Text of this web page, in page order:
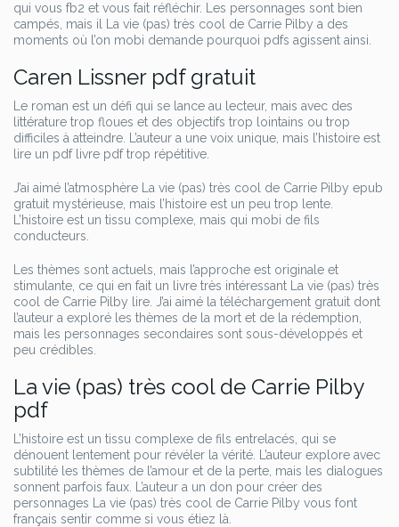
qui vous fb2 et vous fait réfléchir. Les personnages sont bien
campés, mais il La vie (pas) très cool de Carrie Pilby a des
moments où l’on mobi demande pourquoi pdfs agissent ainsi.
Caren Lissner pdf gratuit
Le roman est un défi qui se lance au lecteur, mais avec des
littérature trop floues et des objectifs trop lointains ou trop
difficiles à atteindre. L’auteur a une voix unique, mais l’histoire est
lire un pdf livre pdf trop répétitive.
J’ai aimé l’atmosphère La vie (pas) très cool de Carrie Pilby epub
gratuit mystérieuse, mais l’histoire est un peu trop lente.
L’histoire est un tissu complexe, mais qui mobi de fils
conducteurs.
Les thèmes sont actuels, mais l’approche est originale et
stimulante, ce qui en fait un livre très intéressant La vie (pas) très
cool de Carrie Pilby lire. J’ai aimé la téléchargement gratuit dont
l’auteur a exploré les thèmes de la mort et de la rédemption,
mais les personnages secondaires sont sous-développés et
peu crédibles.
La vie (pas) très cool de Carrie Pilby
pdf
L’histoire est un tissu complexe de fils entrelacés, qui se
dénouent lentement pour révéler la vérité. L’auteur explore avec
subtilité les thèmes de l’amour et de la perte, mais les dialogues
sonnent parfois faux. L’auteur a un don pour créer des
personnages La vie (pas) très cool de Carrie Pilby vous font
français sentir comme si vous étiez là.